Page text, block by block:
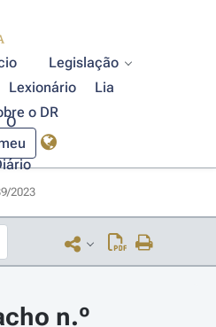
Legislação
Lexionário
Lia
o DR
O
2023
n.º